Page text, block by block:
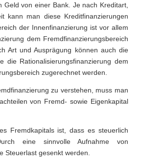
Geld von einer Bank. Je nach Kreditart,
kann man diese Kreditfinanzierungen
der Innenfinanzierung ist vor allem
dem Fremdfinanzierungsbereich
Art und Ausprägung können auch die
die Rationalisierungsfinanzierung dem
zugerechnet werden.
zu verstehen, muss man
von Fremd- sowie Eigenkapital
Fremdkapitals ist, dass es steuerlich
eine sinnvolle Aufnahme von
Steuerlast gesenkt werden.